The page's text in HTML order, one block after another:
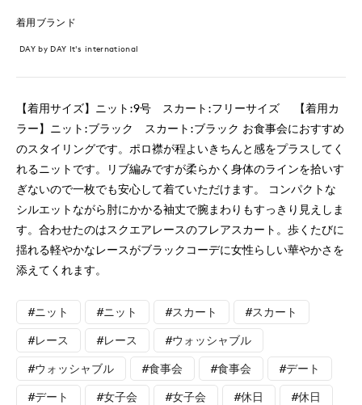
着用ブランド
DAY by DAY It's international
【着用サイズ】ニット:9号 スカート:フリーサイズ 【着用カ
ラー】ニット:ブラック スカート:ブラック お食事会におすすめ
のスタイリングです。ポロ襟が程よいきちんと感をプラスしてく
れるニットです。リブ編みですが柔らかく身体のラインを拾いす
ぎないので一枚でも安心して着ていただけます。 コンパクトな
シルエットながら肘にかかる袖丈で腕まわりもすっきり見えしま
す。合わせたのはスクエアレースのフレアスカート。歩くたびに
揺れる軽やかなレースがブラックコーデに女性らしい華やかさを
添えてくれます。
#ニット #ニット #スカート #スカート
#レース #レース #ウォッシャブル
#ウォッシャブル #食事会 #食事会 #デート
#デート #女子会 #女子会 #休日 #休日